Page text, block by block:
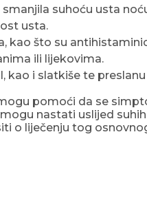
suhoću usta
usta.
kao što su
ili lijekovima.
kao i slatkiše te
pomoći da se
nastati uslijed
o liječenju tog